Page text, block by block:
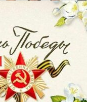
ПАЙДАЛАНУУГА
07.08.2025
Улуу Жеңиштин
29.04.2025
Награды в
29.04.2025